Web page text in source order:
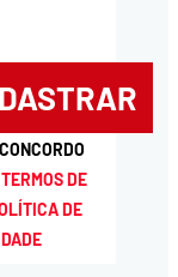
TERMOS DE
DE